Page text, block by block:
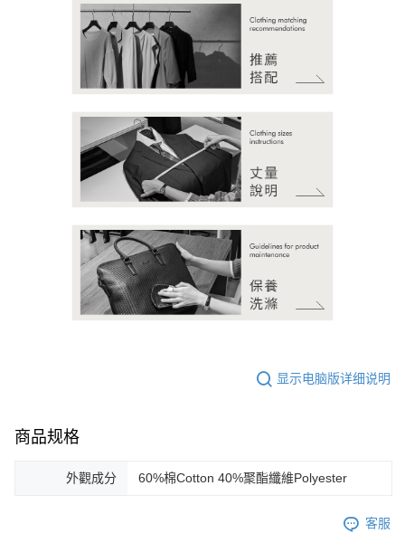
显示电脑版详细说明
商品规格
外觀成分 60%棉Cotton 40%聚酯纖維Polyester
客服